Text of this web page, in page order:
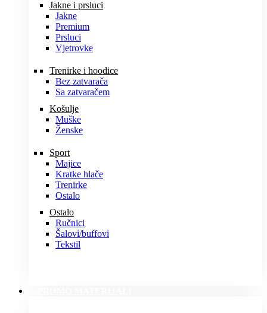
Jakne i prsluci
Jakne
Premium
Prsluci
Vjetrovke
Trenirke i hoodice
Bez zatvarača
Sa zatvaračem
Košulje
Muške
Ženske
Sport
Majice
Kratke hlače
Trenirke
Ostalo
Ostalo
Ručnici
Šalovi/buffovi
Tekstil